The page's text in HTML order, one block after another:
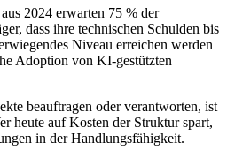
2024 erwarten 75 % der
dass ihre technischen Schulden bis
Niveau erreichen werden
Adoption von KI-gestützten
beauftragen oder verantworten, ist
heute auf Kosten der Struktur spart,
in der Handlungsfähigkeit.